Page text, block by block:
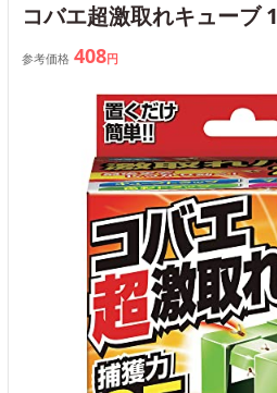
コバエ超激取れキューブ 1
参考価格 408円